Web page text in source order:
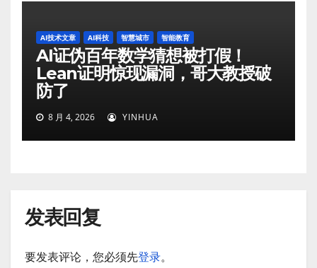
AI技术文章 AI科技 智慧城市 智能教育
AI证伪百年数学猜想被打假！
Lean证明惊现漏洞，哥大教授破
防了
8 月 4, 2026 YINHUA
发表回复
要发表评论，您必须先登录。